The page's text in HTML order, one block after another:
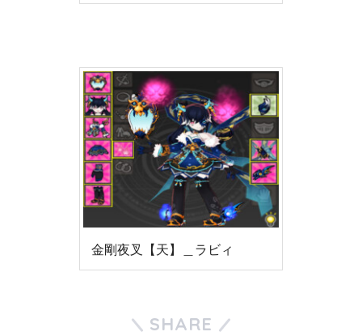
金剛夜叉【天】＿ラビィ
SHARE